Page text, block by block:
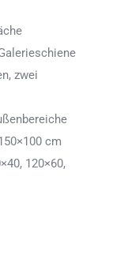
zwei
cm
120×60,